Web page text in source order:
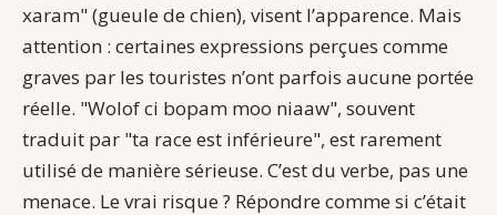
xaram" (gueule de chien), visent l’apparence. Mais
attention : certaines expressions perçues comme
graves par les touristes n’ont parfois aucune portée
réelle. "Wolof ci bopam moo niaaw", souvent
traduit par "ta race est inférieure", est rarement
utilisé de manière sérieuse. C’est du verbe, pas une
menace. Le vrai risque ? Répondre comme si c’était